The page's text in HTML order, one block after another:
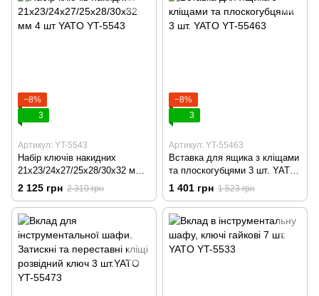
−8%
3
Артикул: YT-5543
Набір ключів накидних
21х23/24х27/25х28/30х32 мм 4
шт YATO YT-5543
2 125 грн 2 310 грн
−8%
3
Артикул: YT-55463
Вставка для ящика з кліщами
та плоскогубцями 3 шт. YATO
YT-55463
1 401 грн 1 523 грн